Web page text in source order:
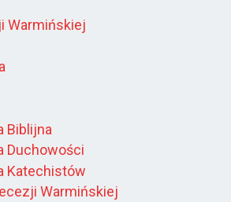
Warmińskiej
Biblijna
Duchowości
Katechistów
Warmińskiej